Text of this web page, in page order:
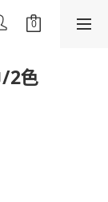
/2色